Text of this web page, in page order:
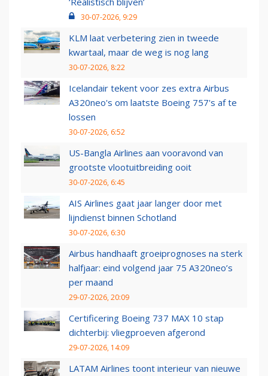
30-07-2026, 9:29
KLM laat verbetering zien in tweede
kwartaal, maar de weg is nog lang
30-07-2026, 8:22
Icelandair tekent voor zes extra Airbus
A320neo's om laatste Boeing 757's af te
lossen
30-07-2026, 6:52
US-Bangla Airlines aan vooravond van
grootste vlootuitbreiding ooit
30-07-2026, 6:45
AIS Airlines gaat jaar langer door met
lijndienst binnen Schotland
30-07-2026, 6:30
Airbus handhaaft groeiprognoses na sterk
halfjaar: eind volgend jaar 75 A320neo’s
per maand
29-07-2026, 20:09
Certificering Boeing 737 MAX 10 stap
dichterbij: vliegproeven afgerond
29-07-2026, 14:09
LATAM Airlines toont interieur van nieuwe